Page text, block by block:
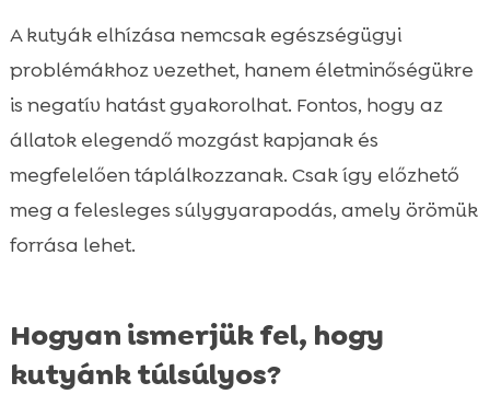
A kutyák elhízása nemcsak egészségügyi
problémákhoz vezethet, hanem életminőségükre
is negatív hatást gyakorolhat. Fontos, hogy az
állatok elegendő mozgást kapjanak és
megfelelően táplálkozzanak. Csak így előzhető
meg a felesleges súlygyarapodás, amely örömük
forrása lehet.
Hogyan ismerjük fel, hogy
kutyánk túlsúlyos?